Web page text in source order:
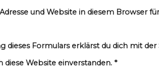
und Website in diesem Browser
dieses Formulars erklärst du dich mit
diese Website einverstanden. *